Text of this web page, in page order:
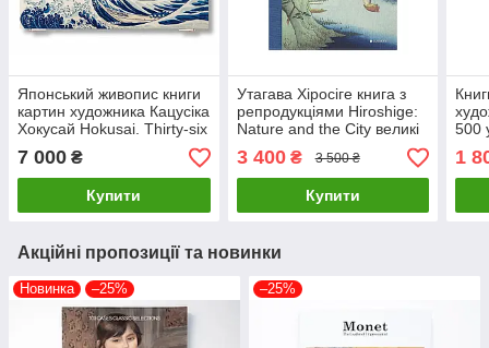
Японський живопис книги
картин художника Кацусіка
Хокусай Hokusai. Thirty-six
Views of Mount
Fuji,Taschen
7 000 ₴
Купити
Утагава Хіросіге книга з
репродукціями Hiroshige:
Nature and the City великі
художники книги про
мистецтво
3 400₴ 3 500 ₴
Купити
500
1
Акційні пропозиції та новинки
Новинка –25% –25%